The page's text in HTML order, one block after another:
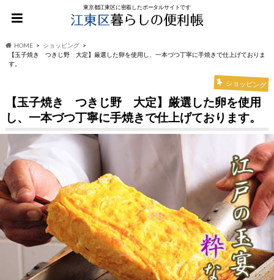
東京都江東区に密着したポータルサイトです
HOME
ショッピング
【玉子焼き つきじ野 大定】厳選した卵を使用し、一本づつ丁寧に手焼きで仕上げておりま
す。
ショッピング
【玉子焼き つきじ野 大定】厳選した卵を使用
し、一本づつ丁寧に手焼きで仕上げております。